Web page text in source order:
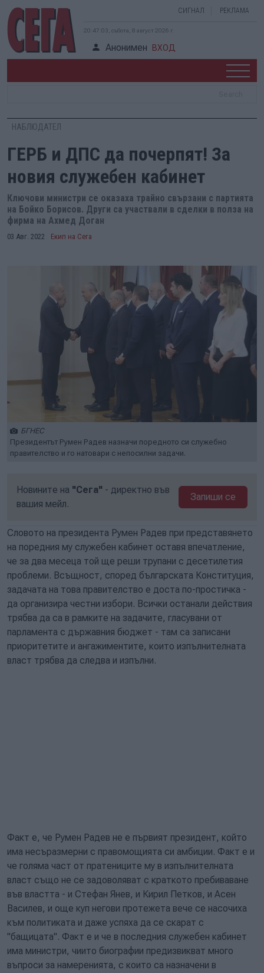
СИГНАЛ РЕКЛАМА
20:47:04, събота, 8 август 2026 г.
Анонимен ВХОД
НАБЛЮДАТЕЛ
ГЕРБ и ДПС да почерпят! За
новия служебен кабинет
Ключови министри се оказаха трайно свързани с партията
на Бойко Борисов. Други са участвали в сделки в полза на
фирма на Ахмед Доган
03 Авг. 2022 Екип на Сега
БГНЕС
Президентът Румен Радев назначи поредното си служебно
правителство и го натовари с непосилни задачи.
Новините на "Сега" - директно във
вашия мейл.
Запиши се
Словото на президента Румен Радев при представянето
на поредния му служебен кабинет оставя впечатление,
че за два месеца той ще реши трупани с десетилетия
проблеми. Всъщност, според българската Конституция,
задачата на това правителство е доста по-простичка -
да организира честни избори. Всички останали действия
трябва да са в рамките на задачите, гласувани от
парламента с държавния бюджет - там са записани
приоритетите и ангажиментите, които изпълнителната
власт трябва да следва и изпълни.
Факт е, че Румен Радев не е първият президент, който
има несъразмерни с правомощията си амбиции. Факт е и
че голяма част от пратениците му в изпълнителната
власт също не се задоволяват с краткото пребиваване
във властта - и Стефан Янев, и Кирил Петков, и Асен
Василев, и още куп негови протежета вече се насочиха
към политиката и даже успяха да се скарат с
"бащицата". Факт е и че в последния служебен кабинет
има министри, чиито биографии предизвикват много
въпроси за намеренията, с които са назначени в